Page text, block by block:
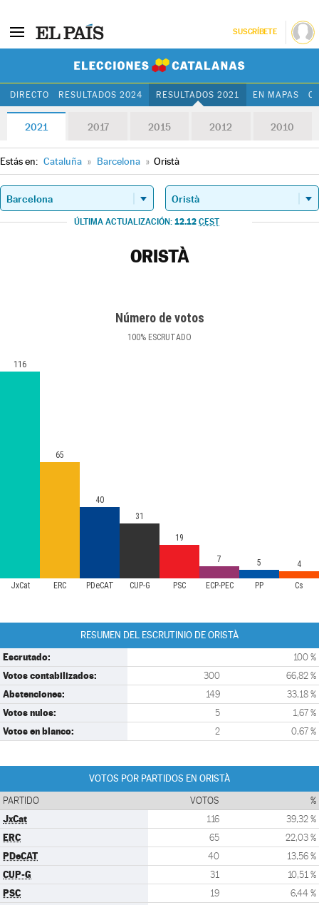
SUSCRÍBETE
DIRECTO RESULTADOS 2024 RESULTADOS 2021 EN MAPAS
2021 2017 2015 2012 2010
Estás en: Cataluña » Barcelona » Oristà
ÚLTIMA ACTUALIZACIÓN: 12.12 CEST
ORISTÀ
Número de votos
100% ESCRUTADO
JxCat ERC PDeCAT CUP-G PSC ECP-PEC PP Cs
116
65
40
31
19
7 5 4
RESUMEN DEL ESCRUTINIO DE ORISTÀ
Escrutado: 100 %
Votos contabilizados: 300 66,82 %
Abstenciones: 149 33,18 %
Votos nulos: 5 1,67 %
Votos en blanco: 2 0,67 %
VOTOS POR PARTIDOS EN ORISTÀ
PARTIDO VOTOS %
JxCat 116 39,32 %
ERC 65 22,03 %
PDeCAT 40 13,56 %
CUP-G 31 10,51 %
PSC 19 6,44 %